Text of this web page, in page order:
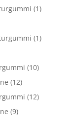
(1)
(1)
(10)
(12)
(12)
(9)